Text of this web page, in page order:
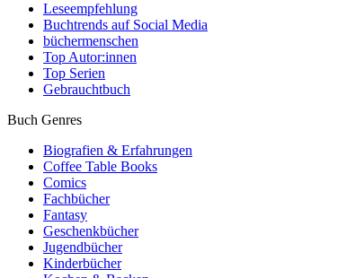
Leseempfehlung
Buchtrends auf Social Media
büchermenschen
Top Autor:innen
Top Serien
Gebrauchtbuch
Buch Genres
Biografien & Erfahrungen
Coffee Table Books
Comics
Fachbücher
Fantasy
Geschenkbücher
Jugendbücher
Kinderbücher